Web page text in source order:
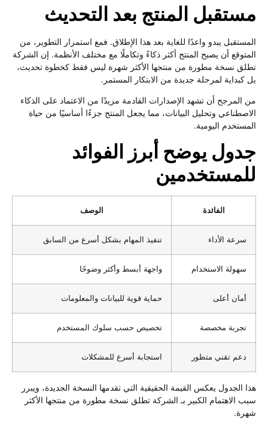
مستقبل المنتج بعد التحديث
المستقبل يبدو واعدًا للغاية بعد هذا الإطلاق. فمع استمرار التطوير، من
المتوقع أن يصبح المنتج أكثر ذكاءً وتكاملًا مع مختلف الأنظمة. إن الشركة
تطلق نسخة مطورة من منتجها الأكثر شهرة ليس فقط كخطوة تحديث،
بل كبداية لمرحلة جديدة من الابتكار المستمر.
من المرجح أن تشهد الإصدارات القادمة مزيدًا من الاعتماد على الذكاء
الاصطناعي وتحليل البيانات، مما يجعل المنتج جزءًا أساسيًا من حياة
المستخدم اليومية.
جدول يوضح أبرز الفوائد
للمستخدمين
الفائدة الوصف
سرعة الأداء تنفيذ المهام بشكل أسرع من السابق
سهولة الاستخدام واجهة أبسط وأكثر وضوحًا
أمان أعلى حماية قوية للبيانات والمعلومات
تجربة مخصصة تخصيص حسب سلوك المستخدم
دعم تقني متطور استجابة أسرع للمشكلات
هذا الجدول يعكس القيمة الحقيقية التي تقدمها النسخة الجديدة، ويبرر
سبب الاهتمام الكبير بـ الشركة تطلق نسخة مطورة من منتجها الأكثر
شهرة.